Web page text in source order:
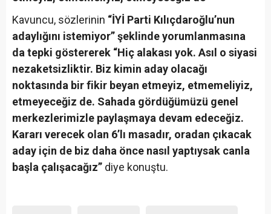
Kavuncu, sözlerinin “İYİ Parti Kılıçdaroğlu’nun
adaylığını istemiyor” şeklinde yorumlanmasına
da tepki göstererek “Hiç alakası yok. Asıl o siyasi
nezaketsizliktir. Biz kimin aday olacağı
noktasında bir fikir beyan etmeyiz, etmemeliyiz,
etmeyeceğiz de. Sahada gördüğümüzü genel
merkezlerimizle paylaşmaya devam edeceğiz.
Kararı verecek olan 6’lı masadır, oradan çıkacak
aday için de biz daha önce nasıl yaptıysak canla
başla çalışacağız” diye konuştu.